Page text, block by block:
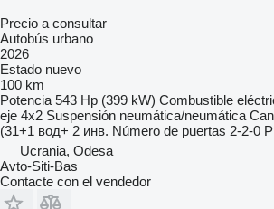
Precio a consultar
Autobús urbano
2026
Estado nuevo
100 km
Potencia 543 Hp (399 kW) Combustible
eje 4x2 Suspensión neumática/neumática
(31+1 вод+ 2 инв. Número de puertas 2-2-0
Ucrania, Odesa
Avto-Siti-Bas
Contacte con el vendedor